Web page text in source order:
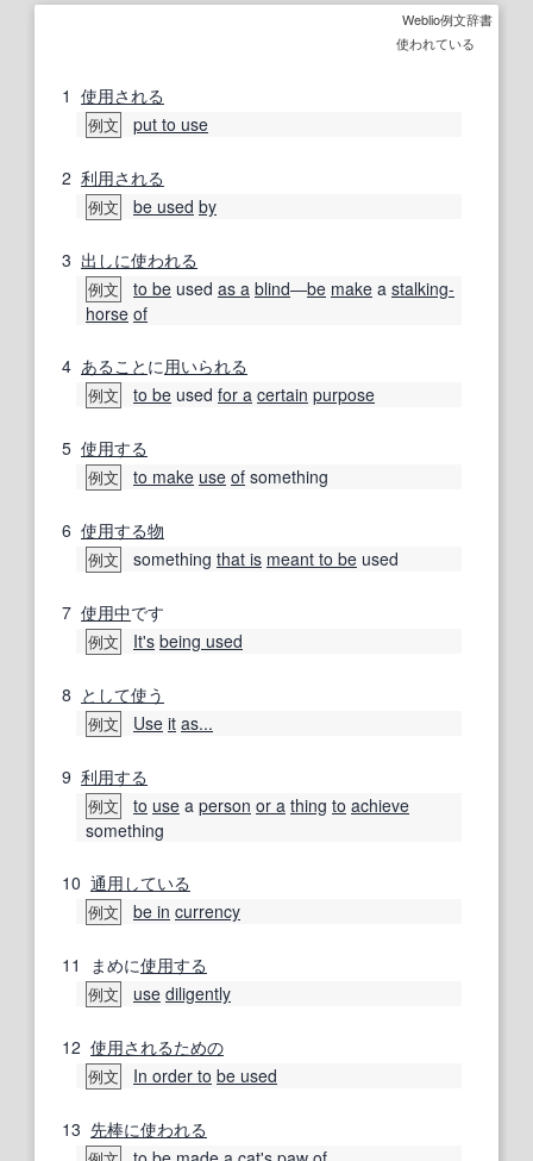
Weblio例文辞書
使われている
1 使用される
例文 put to use
2 利用される
例文 be used by
3 出しに使われる
例文 to be used as a blind―be make a stalking-
horse of
4 あること に 用いられる
例文 to be used for a certain purpose
5 使用する
例文 to make use of something
6 使用する物
例文 something that is meant to be used
7 使用中です
例文 It's being used
8 として使う
例文 Use it as...
9 利用する
例文 to use a person or a thing to achieve
something
10 通用 している
例文 be in currency
11 まめに使用する
例文 use diligently
12 使用されるための
例文 In order to be used
13 先棒に使われる